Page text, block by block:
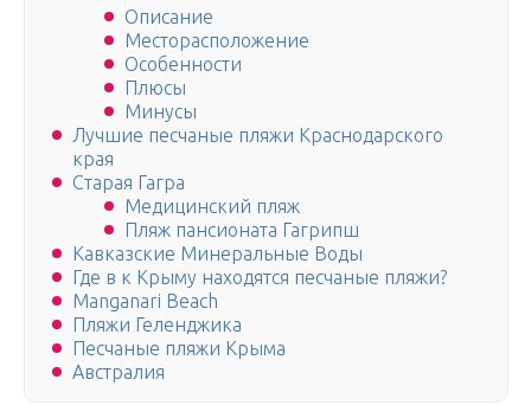
Описание
Месторасположение
Особенности
Плюсы
Минусы
Лучшие песчаные пляжи Краснодарского
края
Старая Гагра
Медицинский пляж
Пляж пансионата Гагрипш
Кавказские Минеральные Воды
Где в к Крыму находятся песчаные пляжи?
Manganari Beach
Пляжи Геленджика
Песчаные пляжи Крыма
Австралия